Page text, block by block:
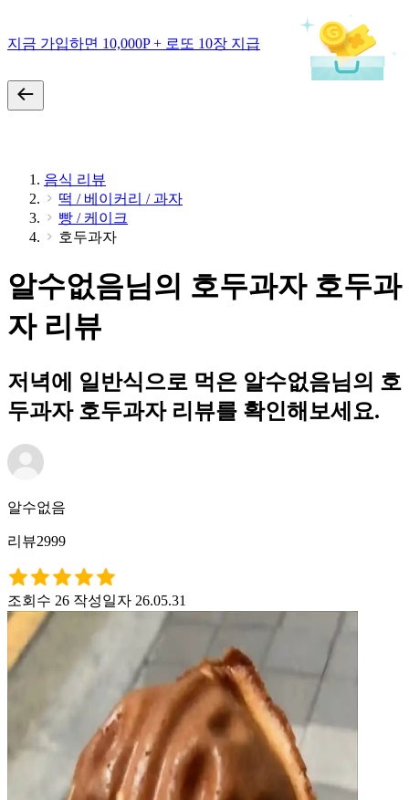
지금 가입하면 10,000P + 로또 10장 지급
음식 리뷰
떡 / 베이커리 / 과자
빵 / 케이크
호두과자
알수없음님의 호두과자 호두과
자 리뷰
저녁에 일반식으로 먹은 알수없음님의 호
두과자 호두과자 리뷰를 확인해보세요.
알수없음
리뷰2999
조회수 26 작성일자 26.05.31